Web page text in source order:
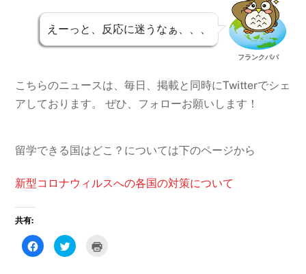
えーっと、反応に迷うなぁ、、、
フランクパパ
こちらのニュースは、毎日、掲載と同時にTwitterでシェ
アしております。 ぜひ、フォローお願いします！
留学できる国はどこ？については下のページから
新型コロナウィルスへの各国の対策について
共有:
F
a
ク
リ